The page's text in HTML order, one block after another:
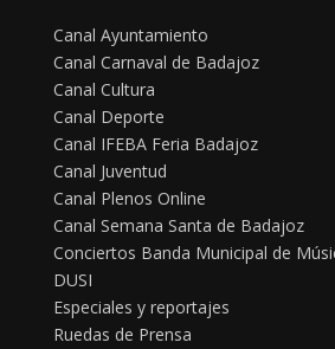
Canal Ayuntamiento
Canal Carnaval de Badajoz
Canal Cultura
Canal Deporte
Canal IFEBA Feria Badajoz
Canal Juventud
Canal Plenos Online
Canal Semana Santa de Badajoz
Conciertos Banda Municipal de
DUSI
Especiales y reportajes
Ruedas de Prensa